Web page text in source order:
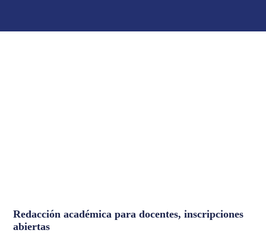
Redacción académica para docentes, inscripciones
abiertas